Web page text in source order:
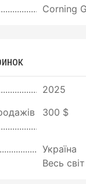
Corning
2025
300 $
Україна
Весь світ